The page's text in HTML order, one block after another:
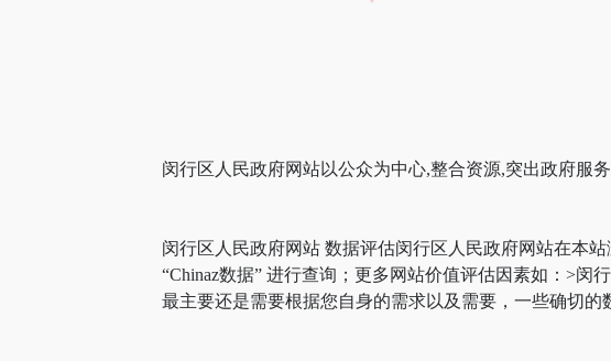
闵行区人民政府网站以公众为中心,整合资源,突出政府服
闵行区人民政府网站 数据评估闵行区人民政府网站在本站
“Chinaz数据” 进行查询；更多网站价值评估因素如：>闵
最主要还是需要根据您自身的需求以及需要，一些确切